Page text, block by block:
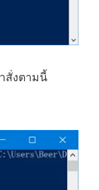
สั่งตามนี้